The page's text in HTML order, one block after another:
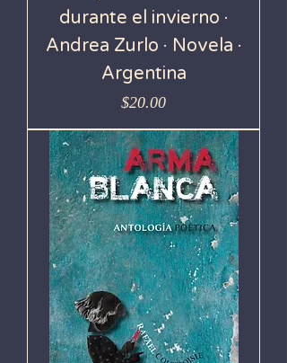
durante el invierno ·
Andrea Zurlo · Novela ·
Argentina
Precio
$20.00